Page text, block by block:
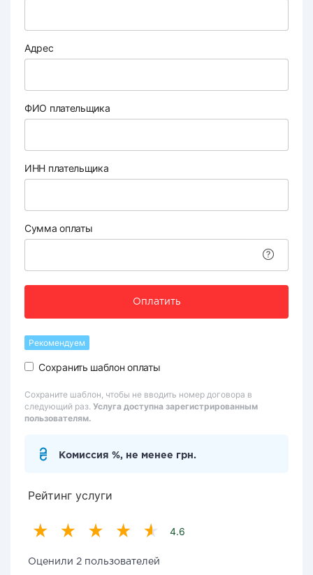
Адрес
ФИО плательщика
ИНН плательщика
Сумма оплаты
Оплатить
Рекомендуем
Сохранить шаблон оплаты
Сохраните шаблон, чтобы не вводить номер договора в
следующий раз. Услуга доступна зарегистрированным
пользователям.
Комиссия %, не менее грн.
Рейтинг услуги
4.6
Оценили 2 пользователей